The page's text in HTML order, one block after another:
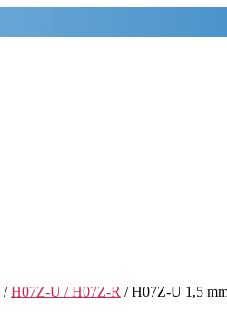
/H07Z-U / H07Z-R / H07Z-U 1,5